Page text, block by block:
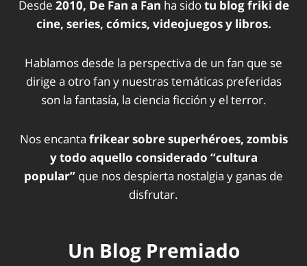
Desde 2010, De Fan a Fan ha sidotu blog friki de
cine, series, cómics, videojuegos y libros.
Hablamos desde la perspectiva de un fan que se
dirige a otro fan y nuestras temáticas preferidas
son la fantasía, la ciencia ficción y el terror.
Nos encanta frikear sobre superhéroes, zombis
y todo aquello considerado “cultura
popular” que nos despierta nostalgia y ganas de
disfrutar.
Un Blog Premiado